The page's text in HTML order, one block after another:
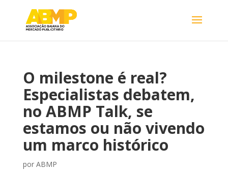
O milestone é real?
Especialistas debatem,
no ABMP Talk, se
estamos ou não vivendo
um marco histórico
por ABMP